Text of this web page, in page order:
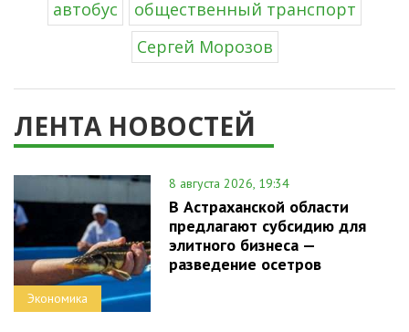
автобус
общественный транспорт
Сергей Морозов
ЛЕНТА НОВОСТЕЙ
Экономика
8 августа 2026, 19:34
В Астраханской области
предлагают субсидию для
элитного бизнеса —
разведение осетров